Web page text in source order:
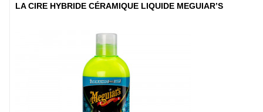
LA CIRE HYBRIDE CÉRAMIQUE LIQUIDE MEGUIAR’S